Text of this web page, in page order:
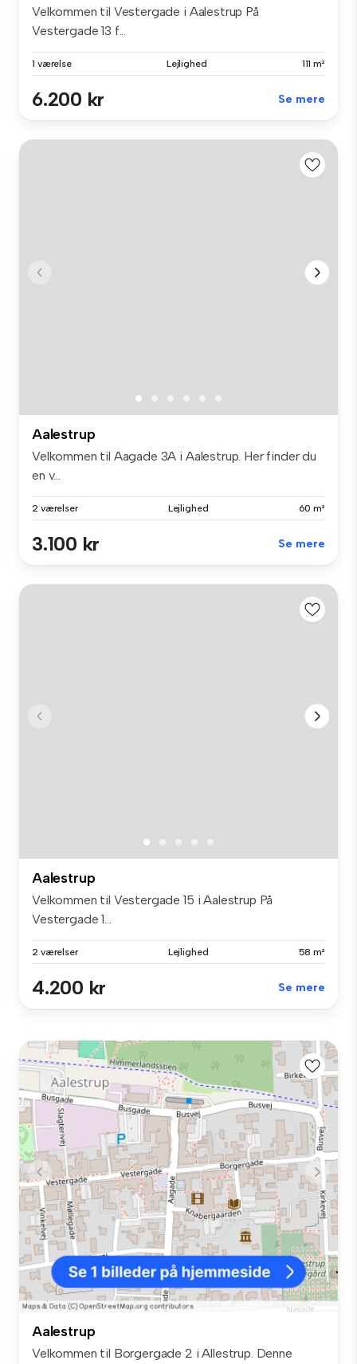
Velkommen til Vestergade i Aalestrup På
Vestergade 13 f...
1 værelse Lejlighed 111 m²
6.200 kr Se mere
Aalestrup
Velkommen til Aagade 3A i Aalestrup. Her finder du
en v...
2 værelser Lejlighed 60 m²
3.100 kr Se mere
Aalestrup
Velkommen til Vestergade 15 i Aalestrup På
Vestergade 1...
2 værelser Lejlighed 58 m²
4.200 kr Se mere
Aalestrup
Velkommen til Borgergade 2 i Allestrup. Denne